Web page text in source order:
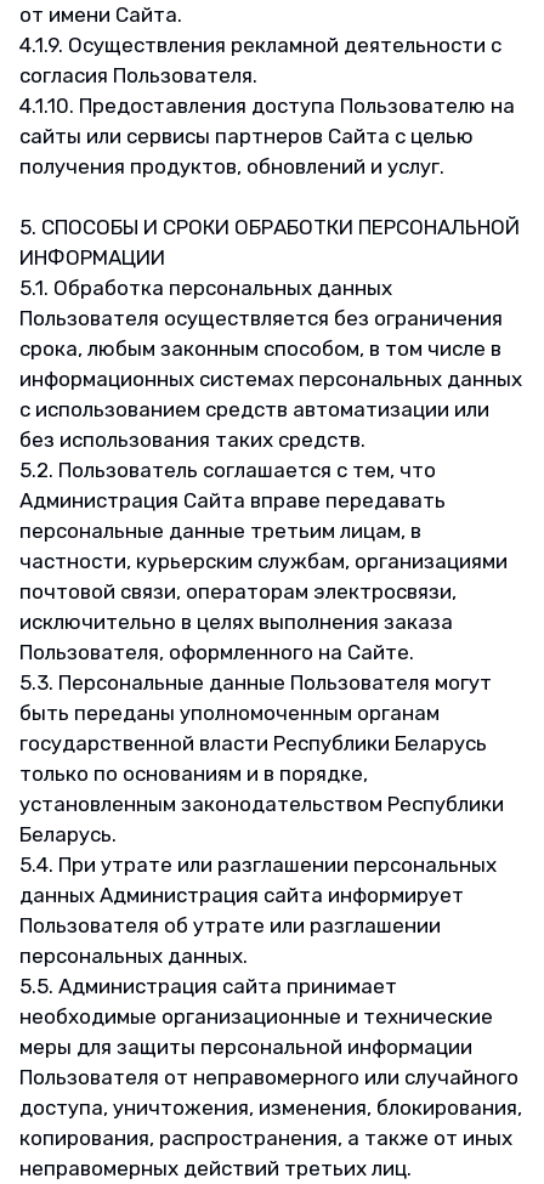
от имени Сайта.
4.1.9. Осуществления рекламной деятельности с
согласия Пользователя.
4.1.10. Предоставления доступа Пользователю на
сайты или сервисы партнеров Сайта с целью
получения продуктов, обновлений и услуг.
5. СПОСОБЫ И СРОКИ ОБРАБОТКИ ПЕРСОНАЛЬНОЙ
ИНФОРМАЦИИ
5.1. Обработка персональных данных
Пользователя осуществляется без ограничения
срока, любым законным способом, в том числе в
информационных системах персональных данных
с использованием средств автоматизации или
без использования таких средств.
5.2. Пользователь соглашается с тем, что
Администрация Сайта вправе передавать
персональные данные третьим лицам, в
частности, курьерским службам, организациями
почтовой связи, операторам электросвязи,
исключительно в целях выполнения заказа
Пользователя, оформленного на Сайте.
5.3. Персональные данные Пользователя могут
быть переданы уполномоченным органам
государственной власти Республики Беларусь
только по основаниям и в порядке,
установленным законодательством Республики
Беларусь.
5.4. При утрате или разглашении персональных
данных Администрация сайта информирует
Пользователя об утрате или разглашении
персональных данных.
5.5. Администрация сайта принимает
необходимые организационные и технические
меры для защиты персональной информации
Пользователя от неправомерного или случайного
доступа, уничтожения, изменения, блокирования,
копирования, распространения, а также от иных
неправомерных действий третьих лиц.